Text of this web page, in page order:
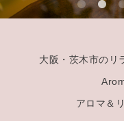
大阪・茨木市のリ
アロマ＆